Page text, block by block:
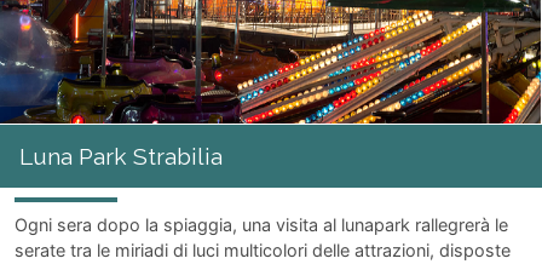
Luna Park Strabilia
Ogni sera dopo la spiaggia, una visita al lunapark rallegrerà le
serate tra le miriadi di luci multicolori delle attrazioni, disposte